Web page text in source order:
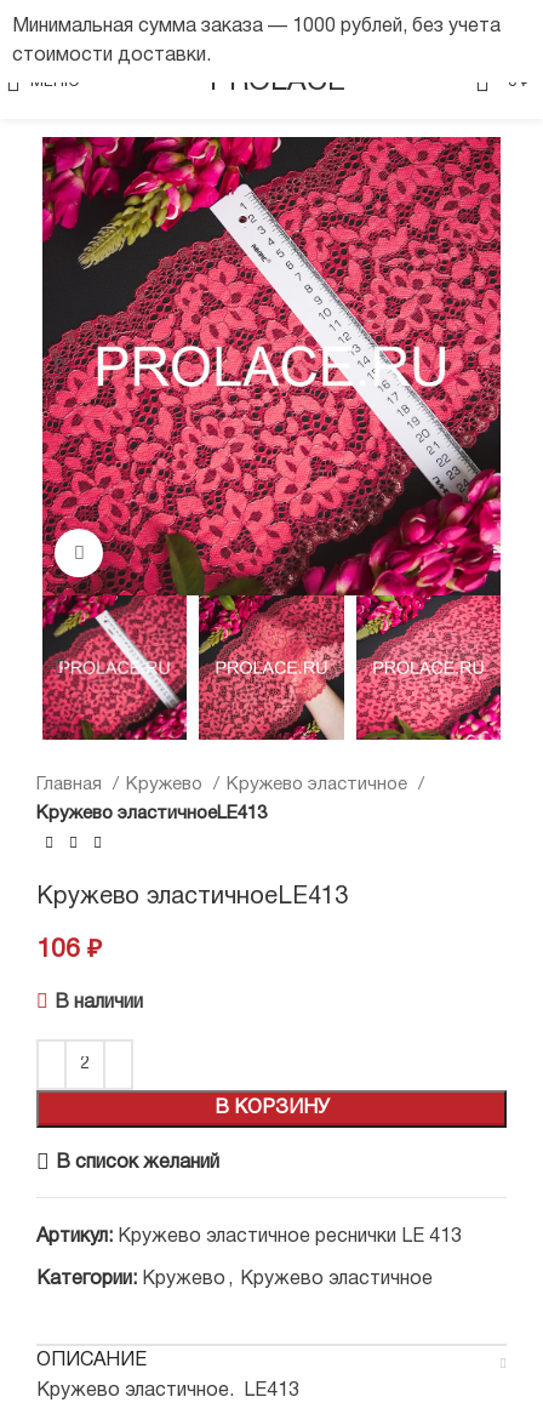
МЕНЮ PROLACE 0 ₽
Нажмите, чтобы увеличить
Главная Кружево
Кружево эластичное
Кружево эластичноеLE413
Кружево эластичноеLE413
106 ₽
В наличии
В КОРЗИНУ
В список желаний
Артикул: Кружево эластичное реснички LE 413
Категории: Кружево , Кружево эластичное
ОПИСАНИЕ
Кружево эластичное. LE413
Минимальная сумма заказа — 1000 рублей, без учета
стоимости доставки.